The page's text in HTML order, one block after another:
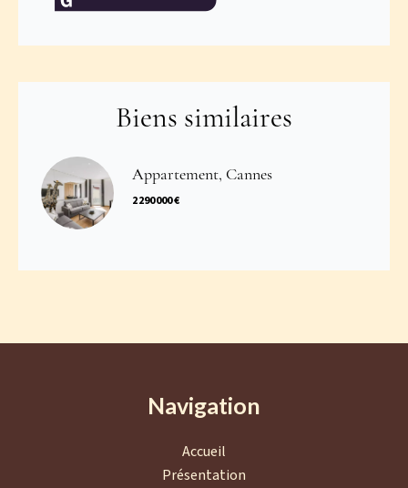
Biens similaires
Appartement, Cannes
2 290 000 €
Navigation
Accueil
Présentation